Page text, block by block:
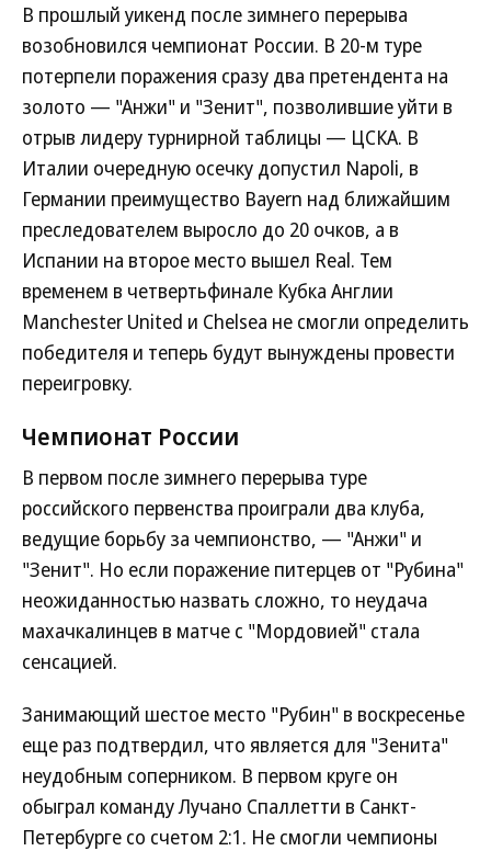
В прошлый уикенд после зимнего перерыва
возобновился чемпионат России. В 20-м туре
потерпели поражения сразу два претендента на
золото — "Анжи" и "Зенит", позволившие уйти в
отрыв лидеру турнирной таблицы — ЦСКА. В
Италии очередную осечку допустил Napoli, в
Германии преимущество Bayern над ближайшим
преследователем выросло до 20 очков, а в
Испании на второе место вышел Real. Тем
временем в четвертьфинале Кубка Англии
Manchester United и Chelsea не смогли определить
победителя и теперь будут вынуждены провести
переигровку.
Чемпионат России
В первом после зимнего перерыва туре
российского первенства проиграли два клуба,
ведущие борьбу за чемпионство, — "Анжи" и
"Зенит". Но если поражение питерцев от "Рубина"
неожиданностью назвать сложно, то неудача
махачкалинцев в матче с "Мордовией" стала
сенсацией.
Занимающий шестое место "Рубин" в воскресенье
еще раз подтвердил, что является для "Зенита"
неудобным соперником. В первом круге он
обыграл команду Лучано Спаллетти в Санкт-
Петербурге со счетом 2:1. Не смогли чемпионы